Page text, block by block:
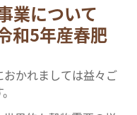
業について
和5年産春肥
かれましては益々ご